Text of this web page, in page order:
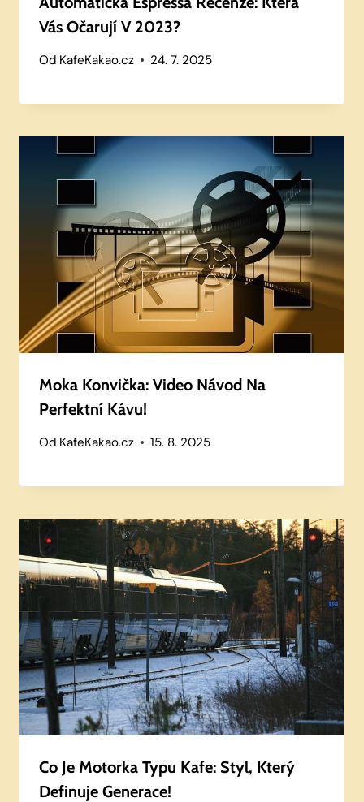
Vás Očarují V 2023?
Od KafeKakao.cz 24. 7. 2025
Moka Konvička: Video Návod Na
Perfektní Kávu!
Od KafeKakao.cz 15. 8. 2025
Co Je Motorka Typu Kafe: Styl, Který
Definuje Generace!